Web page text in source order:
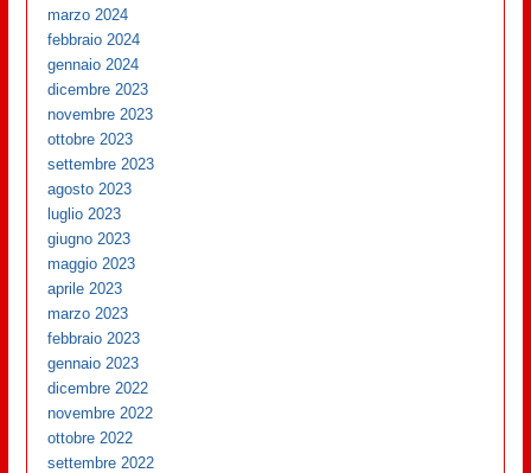
marzo 2024
febbraio 2024
gennaio 2024
dicembre 2023
novembre 2023
ottobre 2023
settembre 2023
agosto 2023
luglio 2023
giugno 2023
maggio 2023
aprile 2023
marzo 2023
febbraio 2023
gennaio 2023
dicembre 2022
novembre 2022
ottobre 2022
settembre 2022